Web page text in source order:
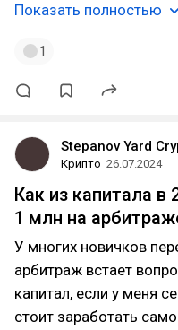
Показать полностью
1
Stepanov Yard
Крипто 26.07.2024
Как из капитала в
1 млн на
У многих новичков
арбитраж встает
капитал, если у меня
стоит заработать